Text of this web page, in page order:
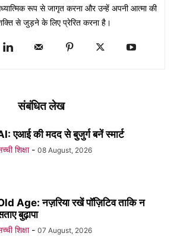
रूप से जागृत करना और उन्हें अपनी आत्मा की
से जुड़ने के लिए प्रेरित करना है।
संबंधित लेख
एआई की मदद से बुजुर्ग बनें स्मार्ट
शिक्षा - 08 August, 2026
Age: नज़रिया रखें पॉज़िटिव ताकि न
बुढ़ापा
शिक्षा - 07 August, 2026